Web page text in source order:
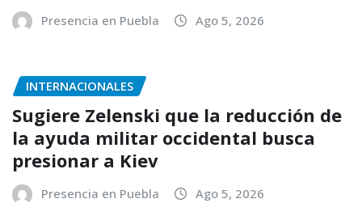
Presencia en Puebla Ago 5, 2026
INTERNACIONALES
Sugiere Zelenski que la reducción de
la ayuda militar occidental busca
presionar a Kiev
Presencia en Puebla Ago 5, 2026